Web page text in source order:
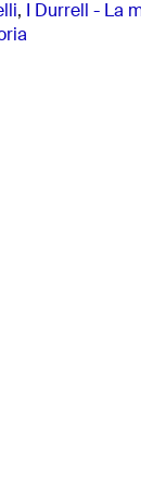
, I Durrell - La